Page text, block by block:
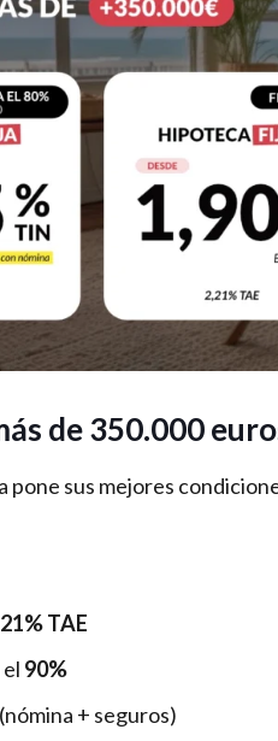
de 350.000
pone sus mejores
TAE
90%
+ seguros)